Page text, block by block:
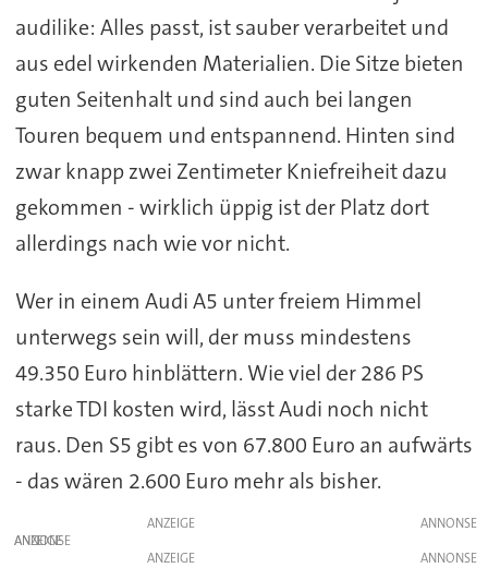
audilike: Alles passt, ist sauber verarbeitet und
aus edel wirkenden Materialien. Die Sitze bieten
guten Seitenhalt und sind auch bei langen
Touren bequem und entspannend. Hinten sind
zwar knapp zwei Zentimeter Kniefreiheit dazu
gekommen - wirklich üppig ist der Platz dort
allerdings nach wie vor nicht.
Wer in einem Audi A5 unter freiem Himmel
unterwegs sein will, der muss mindestens
49.350 Euro hinblättern. Wie viel der 286 PS
starke TDI kosten wird, lässt Audi noch nicht
raus. Den S5 gibt es von 67.800 Euro an aufwärts
- das wären 2.600 Euro mehr als bisher.
ANZEIGE
ANZEIGE
ANZEIGE